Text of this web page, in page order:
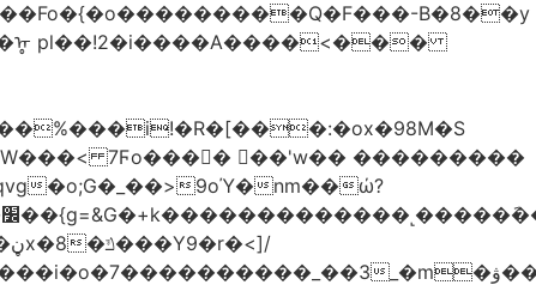
B�8��y
pl��!2�i����A����<���
< 7Ϝo���� ��'w�� ���������